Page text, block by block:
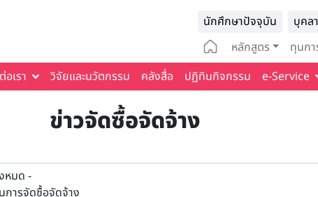
นักศึกษาปัจจุบัน บุคล
Main
หลักสูตร ทุนก
อเรา วิจัยและนวัตกรรม คลังสื่อ ปฏิทินกิจกรรม e-Service
ข่าวจัดซื้อจัดจ้าง
หมด -
การจัดซื้อจัดจ้าง